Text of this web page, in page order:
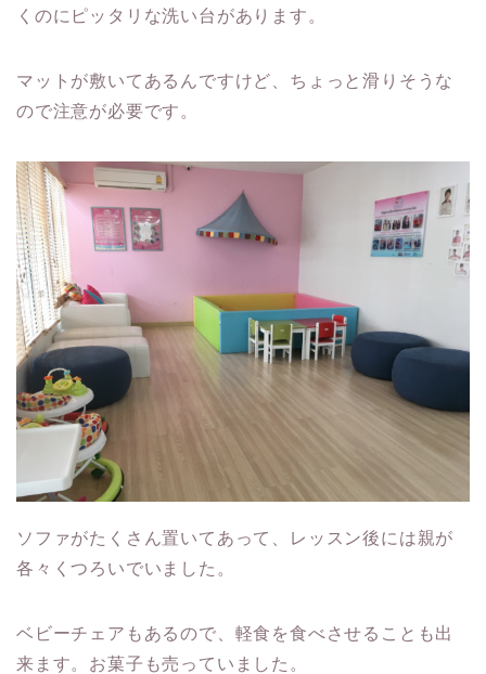
くのにピッタリな洗い台があります。
マットが敷いてあるんですけど、ちょっと滑りそうな
ので注意が必要です。
ソファがたくさん置いてあって、レッスン後には親が
各々くつろいでいました。
ベビーチェアもあるので、軽食を食べさせることも出
来ます。お菓子も売っていました。